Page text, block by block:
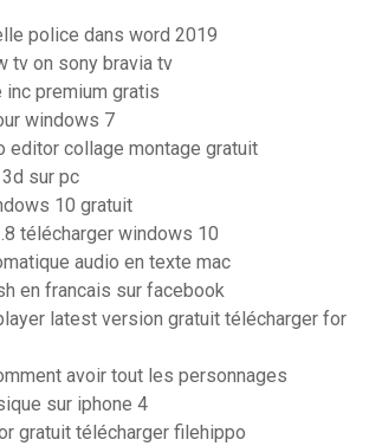
police dans word 2019
tv on sony bravia tv
inc premium gratis
windows 7
editor collage montage gratuit
sur pc
10 gratuit
télécharger windows 10
audio en texte mac
en francais sur facebook
latest version gratuit télécharger for
avoir tout les personnages
sur iphone 4
gratuit télécharger filehippo